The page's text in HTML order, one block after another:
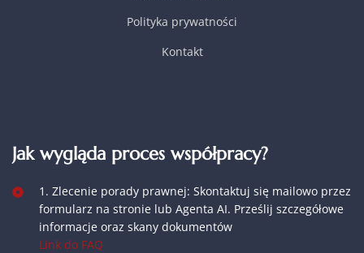
Polityka prywatności
Kontakt
Jak wygląda proces współpracy?
1. Zlecenie porady prawnej: Skontaktuj się mailowo przez
formularz na stronie lub Agenta AI. Prześlij szczegółowe
informacje oraz skany dokumentów
Link do FAQ